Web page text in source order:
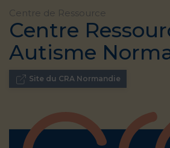
Centre de Ressource
Centre
Autisme
Site du CRA Normandie